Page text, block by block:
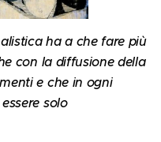
ha a che fare più
con la diffusione della
e che in ogni
solo